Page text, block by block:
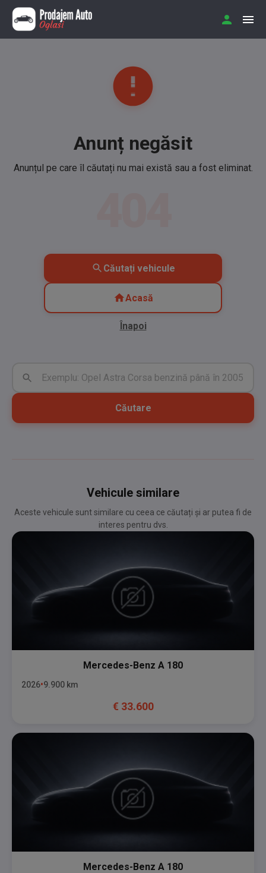
Anunț negăsit
Anunțul pe care îl căutați nu mai există sau a fost eliminat.
Căutați vehicule
Acasă
Înapoi
Căutare
Vehicule similare
Aceste vehicule sunt similare cu ceea ce căutați și ar putea fi de
interes pentru dvs.
Mercedes-Benz A 180
2026 9.900 km
€ 33.600
Mercedes-Benz A 180